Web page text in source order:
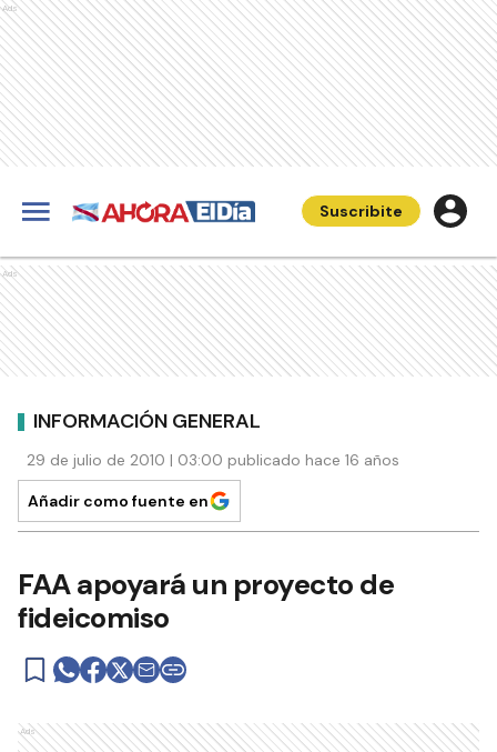
Ads
Suscribite
Ads
INFORMACIÓN GENERAL
29 de julio de 2010 | 03:00 publicado hace 16 años
Añadir como fuente en
FAA apoyará un proyecto de
fideicomiso
Ads